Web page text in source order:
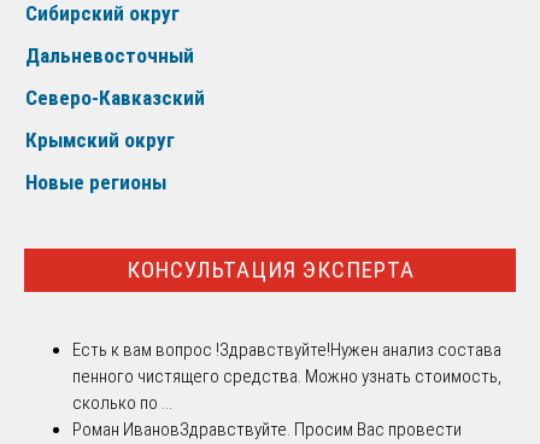
Сибирский округ
Дальневосточный
Северо-Кавказский
Крымский округ
Новые регионы
КОНСУЛЬТАЦИЯ ЭКСПЕРТА
Есть к вам вопрос !Здравствуйте!Нужен анализ состава
пенного чистящего средства. Можно узнать стоимость,
сколько по ...
Роман ИвановЗдравствуйте. Просим Вас провести